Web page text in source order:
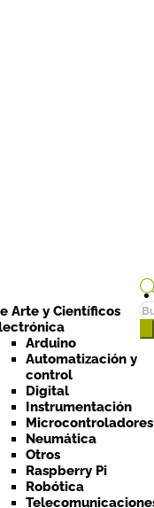
de
Arte y Científicos
Arduino
Automatización y
control
Digital
Instrumentación
Microcontroladores
Neumática
Otros
Raspberry Pi
Robótica